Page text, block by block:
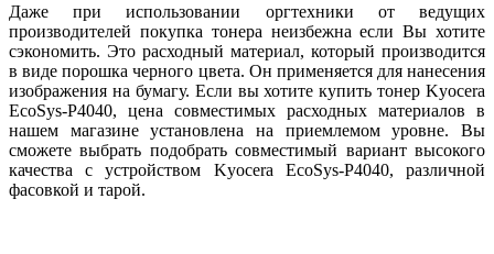
Даже при использовании оргтехники от ведущих
производителей покупка тонера неизбежна если Вы хотите
сэкономить. Это расходный материал, который производится
в виде порошка черного цвета. Он применяется для нанесения
изображения на бумагу. Если вы хотите купить тонер Kyocera
EcoSys-P4040, цена совместимых расходных материалов в
нашем магазине установлена на приемлемом уровне. Вы
сможете выбрать подобрать совместимый вариант высокого
качества с устройством Kyocera EcoSys-P4040, различной
фасовкой и тарой.